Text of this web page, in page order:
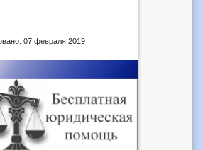
07 февраля 2019